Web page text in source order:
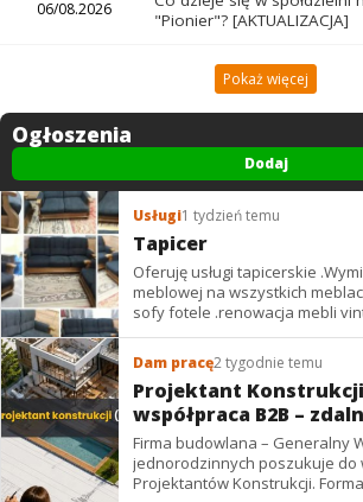
06/08.2026
"Pionier"? [AKTUALIZACJA]
Pokaż więcej
Ogłoszenia
Dodaj
Usługi1 tydzień temu
Tapicer
Oferuję usługi tapicerskie
meblowej na wszystkich meblach
Dam pracę2 tygodnie temu
Projektant
współpraca B2B –
Firma budowlana – Generalny
jednorodzinnych poszukuje do
Projektantów Konstrukcji. Forma współpracy: B2B /